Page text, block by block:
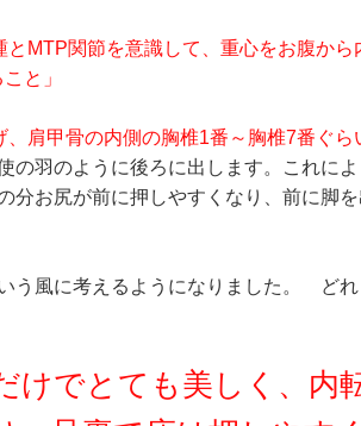
とMTP関節を意識して、重心をお腹から
と」
肩甲骨の内側の胸椎1番～胸椎7番ぐら
の羽のように後ろに出します。これに
分お尻が前に押しやすくなり、前に脚
風に考えるようになりました。 どれ
けでとても美しく、内